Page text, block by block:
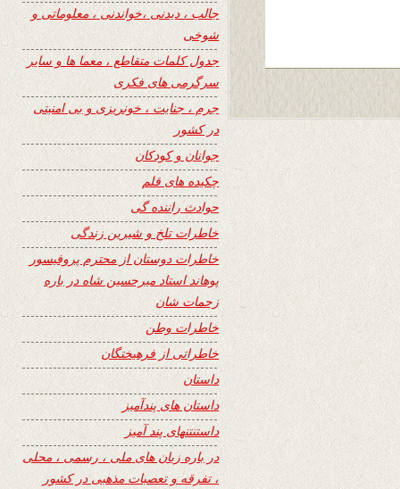
جالب ، دیدنی ،خواندنی ، معلوماتی و
شوخی
جدول کلمات متقاطع ، معما ها و سایر
سرگرمی های فکری
جرم ، جنایت ، خونریزی و بی امنیتی
در کشور
جوانان و کودکان
چکیده های قلم
حوادث راننده گی
خاطرات تلخ و شیرین زندگی
خاطرات دوستان از محترم پروفیسور
پوهاند استاد میرحسین شاه در باره
زحمات شان
خاطرات وطن
خاطراتی از فرهیختگان
داستان
داستان های پندآمیز
داستنتنهای پند آمیز
در باره زبان های ملی ، رسمی ، محلی
، تفرقه و تعصبات مذهبی در کشور